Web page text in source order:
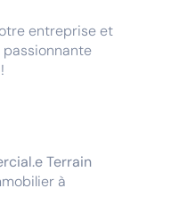
entreprise et
Terrain
à